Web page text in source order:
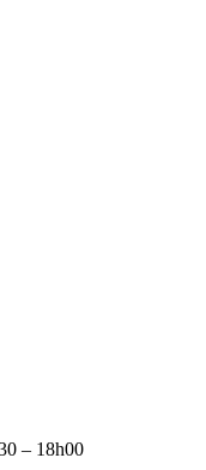
– 18h00